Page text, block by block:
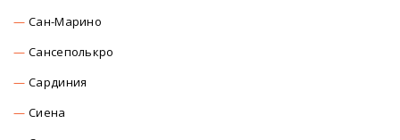
Сан-Марино
Сансеполькро
Сардиния
Сиена